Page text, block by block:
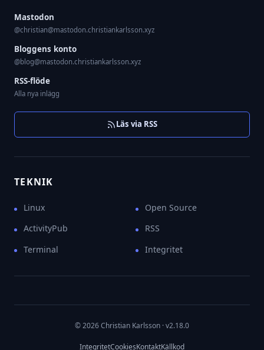
Mastodon
@christian@mastodon.christiankarlsson.xyz
Bloggens konto
@blog@mastodon.christiankarlsson.xyz
RSS-flöde
Alla nya inlägg
Läs via RSS
TEKNIK
Linux
Open Source
ActivityPub
RSS
Terminal
Integritet
© 2026 Christian Karlsson · v2.18.0
IntegritetCookiesKontaktKällkod